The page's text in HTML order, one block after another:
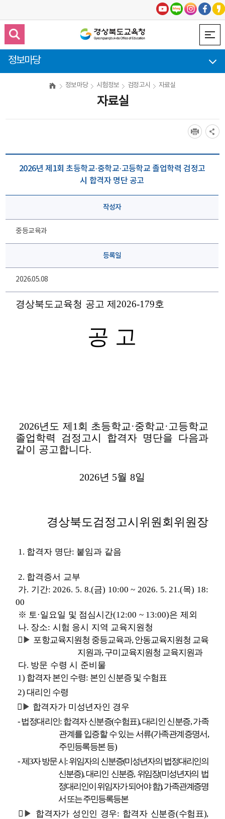
정보마당
정보마당 시험정보 검정고시 자료실
자료실
2026년 제1회 초등학교·중학교·고등학교 졸업학력 검정고
시 합격자 명단 공고
작성자
중등교육과
등록일
2026.05.08
경상북도교육청 공고 제 2026-179호
공 고
2026년도 제 1회 초등학교 ·중학교 · 고등학교
졸업학력 검정고시 합격자 명단을 다음과
같이 공고합니다.
2026년 5월 8일
경상북도검정고시위원회위원장
1. 합격자 명단: 붙임과 같음
2. 합격증서 교부
가. 기간: 2026. 5. 8.(금) 10:00 ~ 2026. 5. 21.(목) 18:
00
※ 토·일요일 및 점심시간(12:00 ~ 13:00)은 제외
나. 장소: 시험 응시 지역 교육지원청
 ▶ 포항교육지원청 중등교육과,안동교육지원청 교육
지원과,구미교육지원청 교육지원과
다. 방문 수령 시 준비물
1) 합격자 본인 수령: 본인 신분증 및 수험표
2) 대리인 수령
 ▶ 합격자가 미성년자인 경우
-법정대리인: 합격자 신분증(수험표),대리인 신분증,가족
관계를 입증할 수 있는 서류(가족관계증명서,
주민등록등본 등)
-제3자 방문 시:위임자의 신분증(미성년자의 법정대리인의
신분증),대리인 신분증, 위임장(미성년자의 법
정대리인이 위임자가 되어야 함),가족관계증명
서 또는 주민등록등본
 ▶ 합격자가 성인인 경우: 합격자 신분증(수험표),